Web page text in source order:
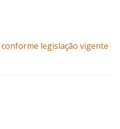
legislação vigente